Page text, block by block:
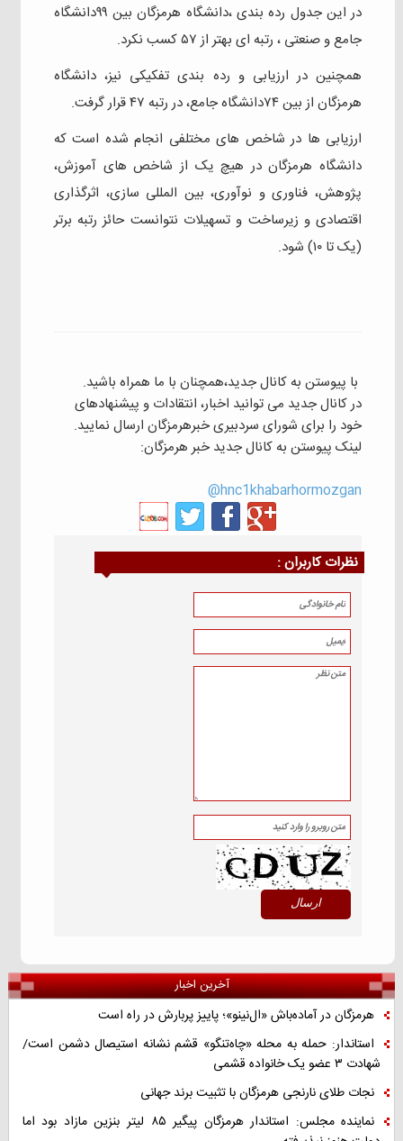
در این جدول رده بندی ،دانشگاه هرمزگان بین ۹۹دانشگاه
جامع و صنعتی ، رتبه ای بهتر از ۵۷ کسب نکرد.
همچنین در ارزیابی و رده بندی تفکیکی نیز، دانشگاه
هرمزگان از بین ۷۴دانشگاه جامع، در رتبه ۴۷ قرار گرفت.
ارزیابی ها در شاخص های مختلفی انجام شده است که
دانشگاه هرمزگان در هیچ یک از شاخص های آموزش،
پژوهش، فناوری و نوآوری، بین المللی سازی، اثرگذاری
اقتصادی و زیرساخت و تسهیلات نتوانست حائز رتبه برتر
(یک تا ۱۰) شود.
با پیوستن به کانال جدید،همچنان با ما همراه باشید.
در کانال جدید می توانید اخبار، انتقادات و پیشنهادهای
خود را برای شورای سردبیری خبرهرمزگان ارسال نمایید.
لینک پیوستن به کانال جدید خبر هرمزگان:
hnc1khabarhormozgan@
نظرات كاربران :
آخرین اخبار
هرمزگان در آماده‌باش «ال‌نینو»؛ پاییز پربارش در راه است
استاندار: حمله به محله «چاه‌تنگو» قشم نشانه استیصال دشمن است/
شهادت ۳ عضو یک خانواده قشمی
نجات طلای نارنجی هرمزگان با تثبیت برند جهانی
نماینده مجلس: استاندار هرمزگان پیگیر ۸۵ لیتر بنزین مازاد بود اما